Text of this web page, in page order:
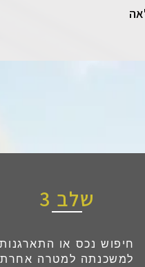
שלב 3
חיפוש נכס או התארגנות
למשכנתה למטרה אחרת